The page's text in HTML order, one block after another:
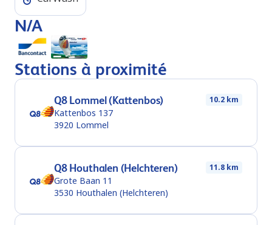
N/A
Stations à proximité
Q8 Lommel (Kattenbos) 10.2 km
Kattenbos 137
3920 Lommel
Q8 Houthalen (Helchteren) 11.8 km
Grote Baan 11
3530 Houthalen (Helchteren)